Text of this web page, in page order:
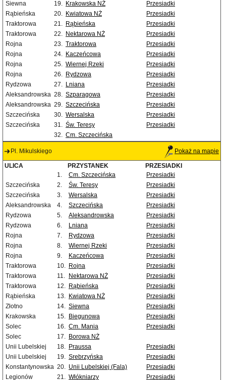
Siewna
19. Krakowska NŻ
Przesiadki
Rąbieńska
20. Kwiatowa NŻ
Przesiadki
Traktorowa
21. Rąbieńska
Przesiadki
Traktorowa
22. Nektarowa NŻ
Przesiadki
Rojna
23. Traktorowa
Przesiadki
Rojna
24. Kaczeńcowa
Przesiadki
Rojna
25. Wiernej Rzeki
Przesiadki
Rojna
26. Rydzowa
Przesiadki
Rydzowa
27. Lniana
Przesiadki
Aleksandrowska 28. Szparagowa
Przesiadki
Aleksandrowska 29. Szczecińska
Przesiadki
Szczecińska
30. Wersalska
Przesiadki
Szczecińska
31. Św. Teresy
Przesiadki
32. Cm. Szczecińska
Pl. Mikulskiego Pokaż na mapie
ULICA PRZYSTANEK
PRZESIADKI
1.
Cm. Szczecińska
Przesiadki
Szczecińska
2. Św. Teresy
Przesiadki
Szczecińska
3. Wersalska
Przesiadki
Aleksandrowska
4. Szczecińska
Przesiadki
Rydzowa
5. Aleksandrowska
Przesiadki
Rydzowa
6. Lniana
Przesiadki
Rojna
7. Rydzowa
Przesiadki
Rojna
8. Wiernej Rzeki
Przesiadki
Rojna
9. Kaczeńcowa
Przesiadki
Traktorowa
10. Rojna
Przesiadki
Traktorowa
11. Nektarowa NŻ
Przesiadki
Traktorowa
12. Rąbieńska
Przesiadki
Rąbieńska
13. Kwiatowa NŻ
Przesiadki
Złotno
14. Siewna
Przesiadki
Krakowska
15. Biegunowa
Przesiadki
Solec
16. Cm. Mania
Przesiadki
Solec
17. Borowa NŻ
Unii Lubelskiej
18. Praussa
Przesiadki
Unii Lubelskiej
19. Srebrzyńska
Przesiadki
Konstantynowska 20. Unii Lubelskiej (Fala)
Przesiadki
Legionów
21. Włókniarzy Przesiadki